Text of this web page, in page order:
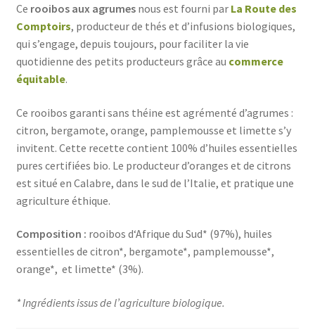
Ce rooibos aux agrumesnous est fourni par La Route des
Comptoirs, producteur de thés et d’infusions biologiques,
qui s’engage, depuis toujours, pour faciliter la vie
quotidienne des petits producteurs grâce au commerce
équitable.
Ce rooibos garanti sans théine est agrémenté d’agrumes :
citron, bergamote, orange, pamplemousse et limette s’y
invitent. Cette recette contient 100% d’huiles essentielles
pures certifiées bio. Le producteur d’oranges et de citrons
est situé en Calabre, dans le sud de l’Italie, et pratique une
agriculture éthique.
Composition : rooibos d‘Afrique du Sud* (97%), huiles
essentielles de citron*, bergamote*, pamplemousse*,
orange*, et limette* (3%).
* Ingrédients issus de l’agriculture biologique.